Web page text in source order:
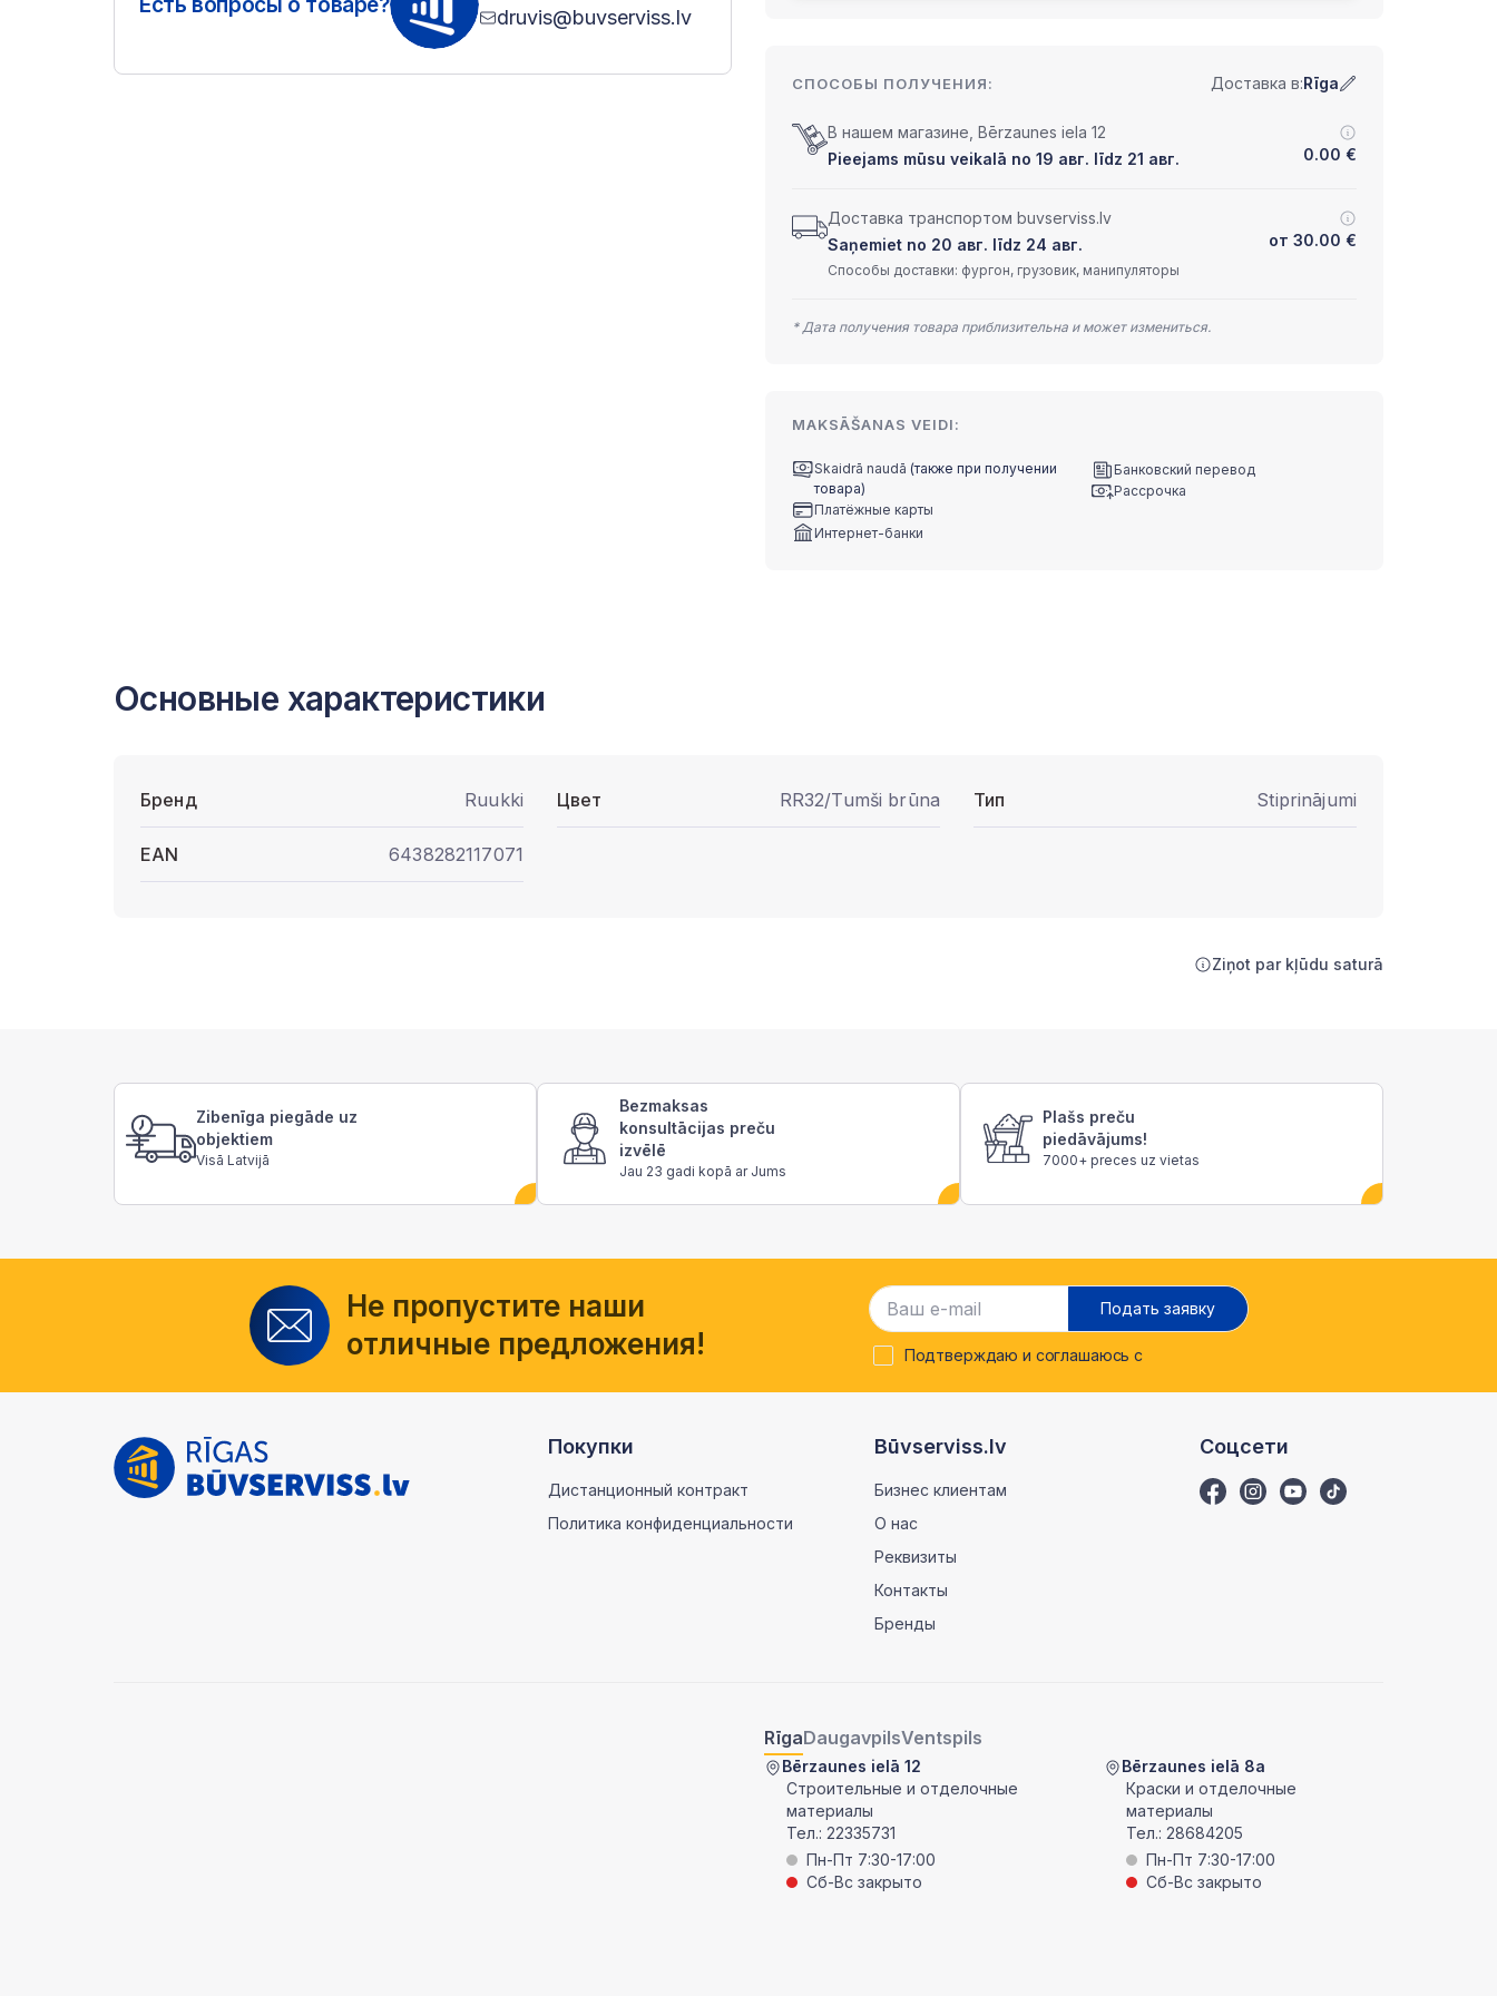
druvis@buvserviss.lv
СПОСОБЫ ПОЛУЧЕНИЯ: Доставка в:Rīga
В нашем магазине, Bērzaunes iela 12
Pieejams mūsu veikalā no 19 авг. līdz 21 авг.
0.00 €
Доставка транспортом buvserviss.lv
Saņemiet no 20 авг. līdz 24 авг.
от 30.00 €
Способы доставки: фургон, грузовик, манипуляторы
* Дата получения товара приблизительна и может измениться.
MAKSĀŠANAS VEIDI:
Skaidrā naudā (также при получении
товара)
Платёжные карты
Интернет-банки
Банковский перевод
Рассрочка
Основные характеристики
Бренд Ruukki Цвет RR32/Tumši brūna Тип Stiprinājumi
EAN 6438282117071
Ziņot par kļūdu saturā
Zibenīga piegāde uz
objektiem
Visā Latvijā
Bezmaksas
konsultācijas preču
izvēlē
Jau 23 gadi kopā ar Jums
Plašs preču
piedāvājums!
7000+ preces uz vietas
Не пропустите наши
отличные предложения!
Подать заявку
Подтверждаю и соглашаюсь с
Покупки
Дистанционный контракт
Политика конфиденциальности
Būvserviss.lv
Бизнес клиентам
О нас
Реквизиты
Контакты
Бренды
Соцсети
RīgaDaugavpilsVentspils
Bērzaunes ielā 12
Строительные и отделочные
материалы
Тел.: 22335731
Пн-Пт 7:30-17:00
Сб-Вс закрыто
Bērzaunes ielā 8a
Краски и отделочные
материалы
Тел.: 28684205
Пн-Пт 7:30-17:00
Сб-Вс закрыто